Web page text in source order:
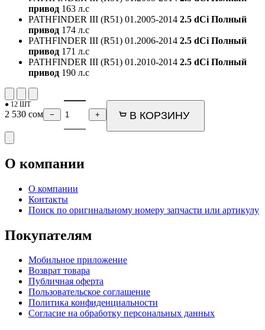
привод 163 л.с
PATHFINDER III (R51) 01.2005-2014 2.5 dCi Полный
привод 174 л.с
PATHFINDER III (R51) 01.2006-2014 2.5 dCi Полный
привод 171 л.с
PATHFINDER III (R51) 01.2010-2014 2.5 dCi Полный
привод 190 л.с
● 12 ШТ
2 530 сом − + В КОРЗИНУ
О компании
О компании
Контакты
Поиск по оригинальному номеру запчасти или артикулу
Покупателям
Мобильное приложение
Возврат товара
Публичная оферта
Пользовательское соглашение
Политика конфиденциальности
Согласие на обработку персональных данных